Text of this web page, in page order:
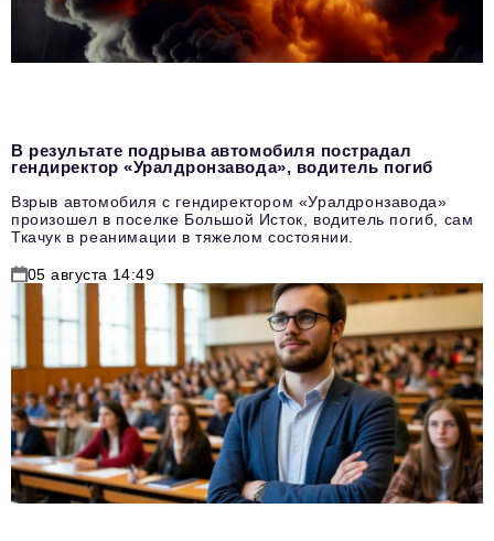
В результате подрыва автомобиля пострадал
гендиректор «Уралдронзавода», водитель погиб
Взрыв автомобиля с гендиректором «Уралдронзавода»
произошел в поселке Большой Исток, водитель погиб, сам
Ткачук в реанимации в тяжелом состоянии.
05 августа 14:49